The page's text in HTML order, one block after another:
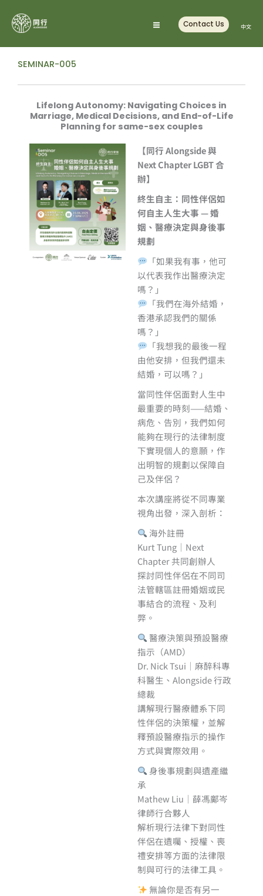
content
Contact Us 中文
SEMINAR-005
Lifelong Autonomy: Navigating Choices in
Marriage, Medical Decisions, and End-of-Life
Planning for same-sex couples
【同行 Alongside 與
Next Chapter LGBT 合
辦】
終生自主：同性伴侶如
何自主人生大事 — 婚
姻、醫療決定與身後事
規劃
「如果我有事，他可
以代表我作出醫療決定
嗎？」
「我們在海外結婚，
香港承認我們的關係
嗎？」
「我想我的最後一程
由他安排，但我們還未
結婚，可以嗎？」
當同性伴侶面對人生中
最重要的時刻——結婚、
病危、告別，我們如何
能夠在現行的法律制度
下實現個人的意願，作
出明智的規劃以保障自
己及伴侶？
本次講座將從不同專業
視角出發，深入剖析：
海外註冊
Kurt Tung｜Next
Chapter 共同創辦人
探討同性伴侶在不同司
法管轄區註冊婚姻或民
事結合的流程、及利
弊。
醫療決策與預設醫療
指示（AMD）
Dr. Nick Tsui｜麻醉科專
科醫生、Alongside 行政
總裁
講解現行醫療體系下同
性伴侶的決策權，並解
釋預設醫療指示的操作
方式與實際效用。
身後事規劃與遺產繼
承
Mathew Liu｜薛馮鄺岑
律師行合夥人
解析現行法律下對同性
伴侶在遺囑、授權、喪
禮安排等方面的法律限
制與可行的法律工具。
無論你是否有另一